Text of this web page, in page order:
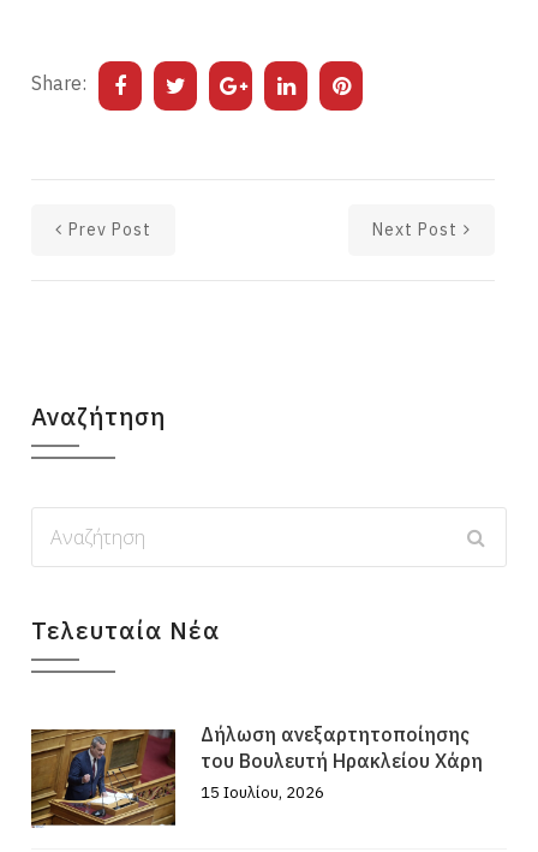
Share:
Prev Post Next Post
Αναζήτηση
Τελευταία Νέα
Δήλωση ανεξαρτητοποίησης
του Βουλευτή Ηρακλείου Χάρη
15 Ιουλίου, 2026